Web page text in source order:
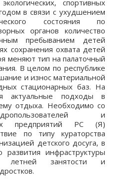
спортивных
в связи с ухудшением
состояния по
органов количество
пребыванием детей
сохранения охвата детей
меняют тип на палаточный
В целом по республике
и износ материальной
стационарных баз. На
актуальные подходы в
отдыха. Необходимо со
и
предприятий РС (Я)
по типу кураторства
детского досуга, в
инфраструктуры
летней занятости и